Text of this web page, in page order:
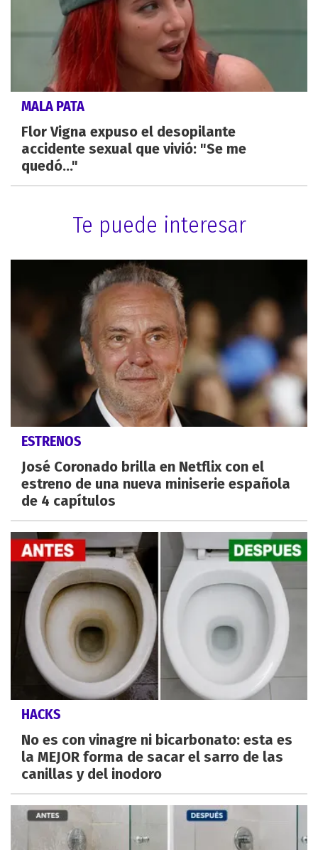
MALA PATA
Flor Vigna expuso el desopilante
accidente sexual que vivió: "Se me
quedó..."
Te puede interesar
ESTRENOS
José Coronado brilla en Netflix con el
estreno de una nueva miniserie española
de 4 capítulos
HACKS
No es con vinagre ni bicarbonato: esta es
la MEJOR forma de sacar el sarro de las
canillas y del inodoro